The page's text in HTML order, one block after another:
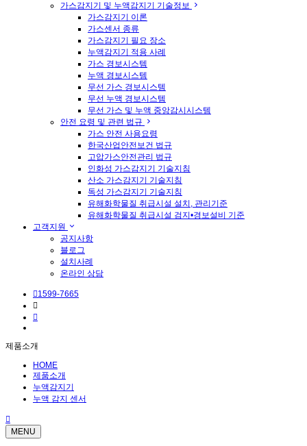
가스감지기 및 누액감지기 기술정보
가스감지기 이론
가스센서 종류
가스감지기 필요 장소
누액감지기 적용 사례
가스 경보시스템
누액 경보시스템
무선 가스 경보시스템
무선 누액 경보시스템
무선 가스 및 누액 중앙감시시스템
안전 요령 및 관련 법규
가스 안전 사용요령
한국산업안전보건 법규
고압가스안전관리 법규
인화성 가스감지기 기술지침
산소 가스감지기 기술지침
독성 가스감지기 기술지침
유해화학물질 취급시설 설치, 관리기준
유해화학물질 취급시설 검지•경보설비 기준
고객지원
공지사항
블로그
설치사례
온라인 상담
1599-7665
제품소개
HOME
제품소개
누액감지기
누액 감지 센서
MENU